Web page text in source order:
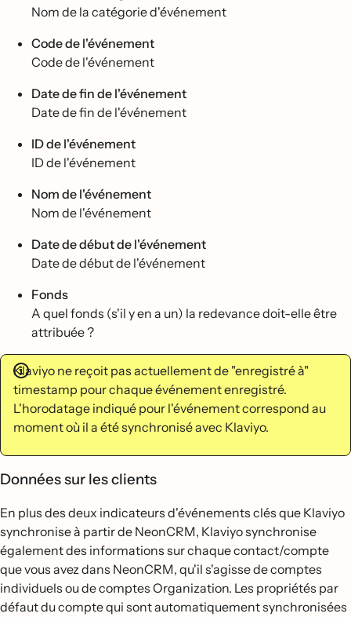
Nom de la catégorie d'événement
Code de l'événement
Code de l'événement
Date de fin de l'événement
Date de fin de l'événement
ID de l'événement
ID de l'événement
Nom de l'événement
Nom de l'événement
Date de début de l'événement
Date de début de l'événement
Fonds
A quel fonds (s'il y en a un) la redevance doit-elle être
attribuée ?
Klaviyo ne reçoit pas actuellement de "enregistré à"
timestamp pour chaque événement enregistré.
L'horodatage indiqué pour l'événement correspond au
moment où il a été synchronisé avec Klaviyo.
Données sur les clients
En plus des deux indicateurs d'événements clés que Klaviyo
synchronise à partir de NeonCRM, Klaviyo synchronise
également des informations sur chaque contact/compte
que vous avez dans NeonCRM, qu'il s'agisse de comptes
individuels ou de comptes Organization. Les propriétés par
défaut du compte qui sont automatiquement synchronisées